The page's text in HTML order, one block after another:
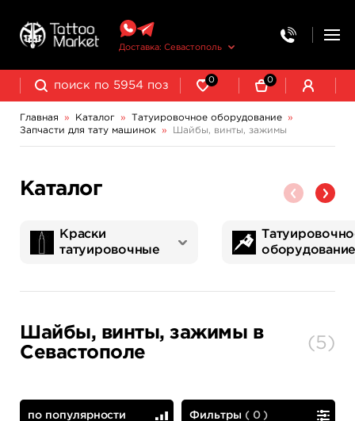
Доставка: Севастополь
0 0
Главная » Каталог » Татуировочное оборудование
»
Запчасти для тату машинок
» Шайбы, винты, зажимы
Фильтры (0 )
по популярности
Шайбы, винты, зажимы в
Севастополе
(5)
Каталог
Краски
татуировочные